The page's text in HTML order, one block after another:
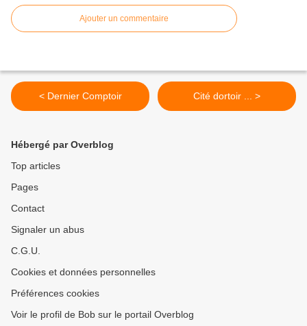
Ajouter un commentaire
< Dernier Comptoir Cité dortoir ... >
Hébergé par Overblog
Top articles
Pages
Contact
Signaler un abus
C.G.U.
Cookies et données personnelles
Préférences cookies
Voir le profil de Bob sur le portail Overblog